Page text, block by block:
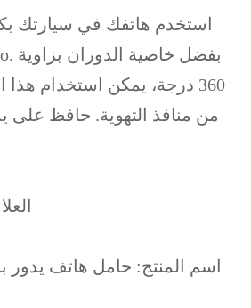
استخدم هاتفك في سيارتك
360 درجة، يمكن استخدام
من منافذ التهوية. حافظ على